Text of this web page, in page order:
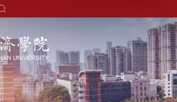
队伍
力量
科学研究
研究成果
学术交流
学术会议